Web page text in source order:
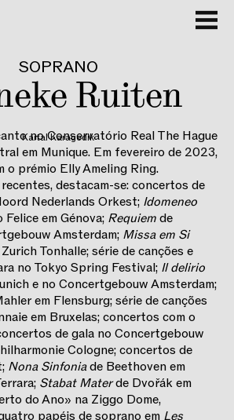
SOPRANO
Ruiten
Kartal Karagedik
no Conservatório Real The Hague
em Munique. Em fevereiro de 2023,
o prémio Elly Ameling Ring.
destacam-se: concertos de
Nederlands Orkest; Idomeneo
em Génova; Requiemde
Amsterdam; Missa em Si
Tonhalle; série de canções e
no Tokyo Spring Festival; Il delirio
e no Concertgebouw Amsterdam;
em Flensburg; série de canções
em Bruxelas; concertos com o
de gala no Concertgebouw
Cologne; concertos de
Nona Sinfoniade Beethoven em
Stabat Materde Dvořák em
do Ano» na Ziggo Dome,
papéis de soprano em Les